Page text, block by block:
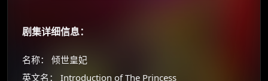
剧集详细信息：
名称： 倾世皇妃
英文名： Introduction of The Princess